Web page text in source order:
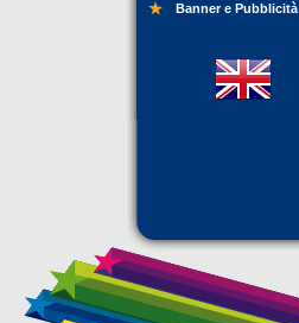
Banner e Pubblicità